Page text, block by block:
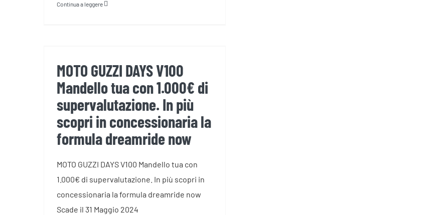
Continua a leggere
scopri in concessionaria la
formula dreamride now
MOTO GUZZI DAYS V100
Mandello tua con 1.000€ di
supervalutazione. In più
scopri in concessionaria la
formula dreamride now
MOTO GUZZI DAYS V100 Mandello tua con
1.000€ di supervalutazione. In più scopri in
concessionaria la formula dreamride now
Scade il 31 Maggio 2024